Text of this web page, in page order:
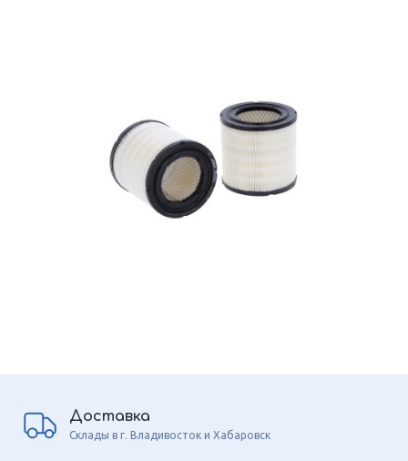
Доставка
Склады в г. Владивосток и Хабаровск